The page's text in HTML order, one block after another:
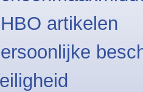
artikelen